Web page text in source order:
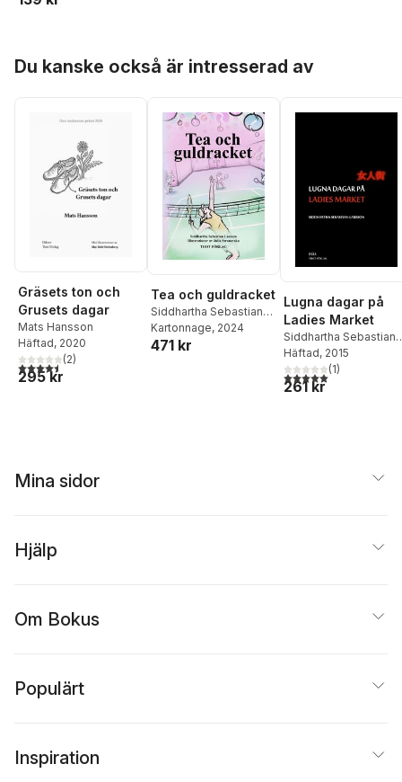
Du kanske också är intresserad av
Gräsets ton och
Grusets dagar
Mats Hansson
Häftad, 2020
4,5utav 5 stjärnor. Totalt antal röster:
(2)
295 kr
Tea och guldracket
Siddhartha Sebastian
Larsson
Kartonnage, 2024
471 kr
Lugna dagar på
Ladies Market
Siddhartha Sebastian
Larsson
Häftad, 2015
5,0utav 5 stjärnor.
(1)
261 kr
Mina sidor
Hjälp
Om Bokus
Populärt
Inspiration